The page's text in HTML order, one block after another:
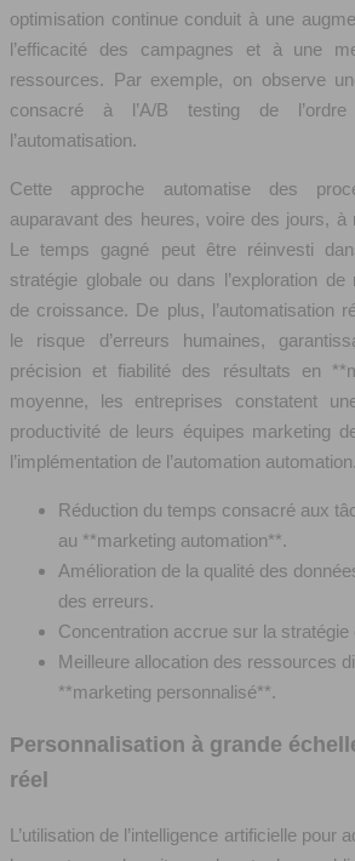
optimisation continue conduit à une
l’efficacité des campagnes et à une
ressources. Par exemple, on observe
consacré à l’A/B testing de
l’automatisation.
Cette approche automatise des
auparavant des heures, voire des jours, à
Le temps gagné peut être réinvesti
stratégie globale ou dans l’exploration de
de croissance. De plus, l’automatisation
le risque d’erreurs humaines,
précision et fiabilité des résultats en
moyenne, les entreprises constatent
productivité de leurs équipes marketing
l’implémentation de l’automation automation.
Réduction du temps consacré aux
au **marketing automation**.
Amélioration de la qualité des
des erreurs.
Concentration accrue sur la stratégie
Meilleure allocation des ressources
**marketing personnalisé**.
Personnalisation à grande
réel
L’utilisation de l’intelligence artificielle pour